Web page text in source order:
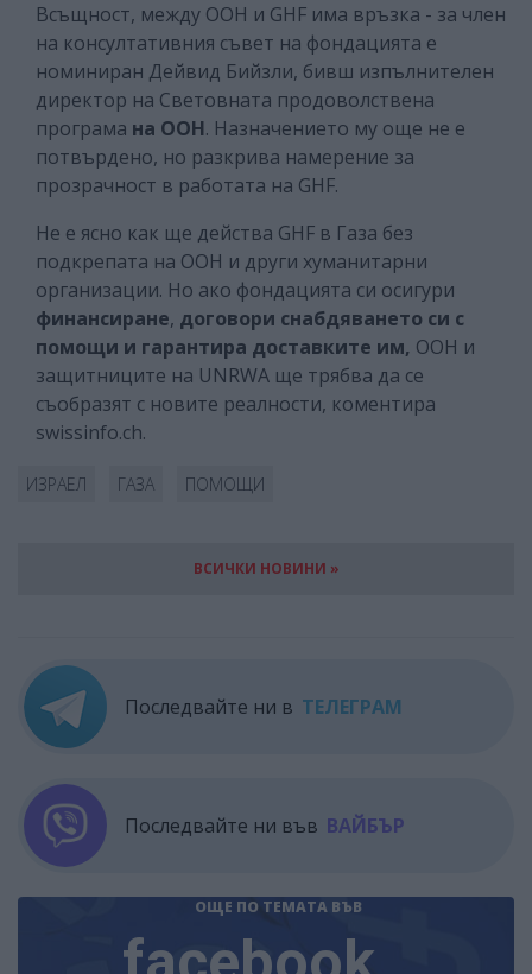
Всъщност, между ООН и GHF има връзка - за член
на консултативния съвет на фондацията е
номиниран Дейвид Бийзли, бивш изпълнителен
директор на Световната продоволствена
програма на ООН. Назначението му още не е
потвърдено, но разкрива намерение за
прозрачност в работата на GHF.
Не е ясно как ще действа GHF в Газа без
подкрепата на ООН и други хуманитарни
организации. Но ако фондацията си осигури
финансиране, договори снабдяването си с
помощи и гарантира доставките им, ООН и
защитниците на UNRWA ще трябва да се
съобразят с новите реалности, коментира
swissinfo.ch.
ИЗРАЕЛ ГАЗА ПОМОЩИ
ВСИЧКИ НОВИНИ »
Последвайте ни в ТЕЛЕГРАМ
Последвайте ни във ВАЙБЪР
ОЩЕ ПО ТЕМАТА ВЪВ